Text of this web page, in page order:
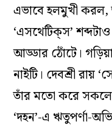
এভাবে হলমুখী করল,
‘এসথেটিক্‌স’
আড্ডার ঠোঁটে।
নাইটি। দেবশ্রী রায়
তাঁর মতো করে সকলে
‘দহন’-এ ঋতুপর্ণা-